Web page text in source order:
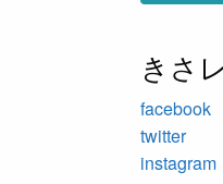
きさ
facebook
twitter
instagram